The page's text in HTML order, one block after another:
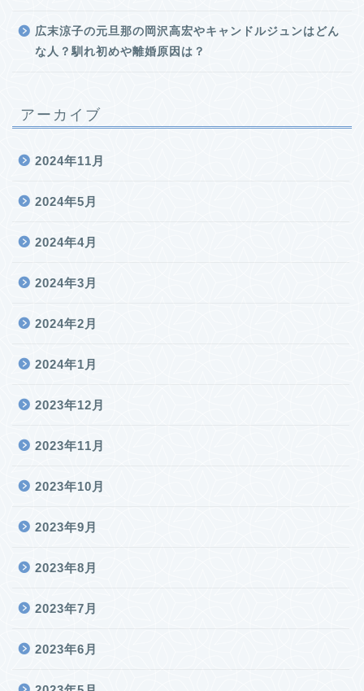
広末涼子の元旦那の岡沢高宏やキャンドルジュンはどん
な人？馴れ初めや離婚原因は？
アーカイブ
2024年11月
2024年5月
2024年4月
2024年3月
2024年2月
2024年1月
2023年12月
2023年11月
2023年10月
2023年9月
2023年8月
2023年7月
2023年6月